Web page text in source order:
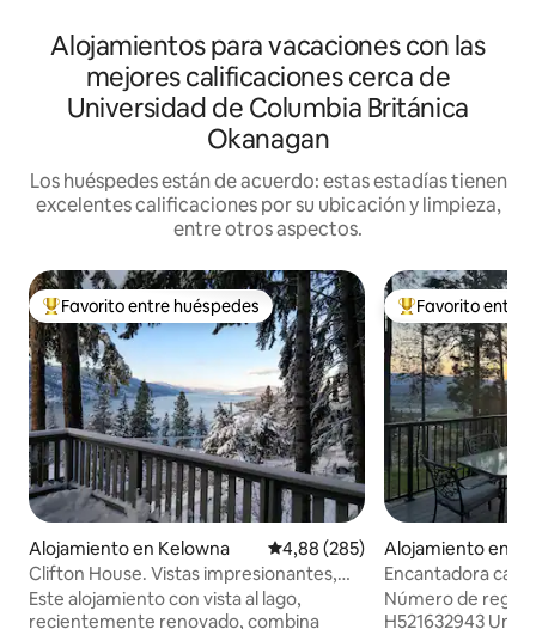
Alojamientos para vacaciones con las
mejores calificaciones cerca de
Universidad de Columbia Británica
Okanagan
Los huéspedes están de acuerdo: estas estadías tienen
excelentes calificaciones por su ubicación y limpieza,
entre otros aspectos.
Favorito entre los huéspedes más destacados
Favorito entre huéspedes
Alojamiento en Kelowna Calificación promedio: 4,88 de
4,88 (285)
Clifton House. Vistas impresionantes,
jacuzzi, sauna.
Este alojamiento con vista al lago,
recientemente renovado, combina
Favorito entre
Favorito entre
Alojamiento en
Encantadora casa
impresionantes,
Número de
H521632943 Un